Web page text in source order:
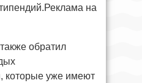
на
обратил
которые уже имеют